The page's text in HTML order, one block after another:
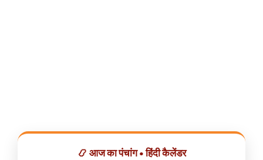
📿 आज का पंचांग • हिंदी कैलेंडर